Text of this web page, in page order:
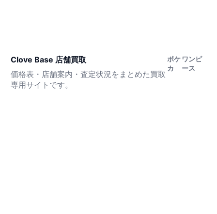
Clove Base 店舗買取
価格表・店舗案内・査定状況をまとめた買取
専用サイトです。
ポケ
カ
ワンピ
ース